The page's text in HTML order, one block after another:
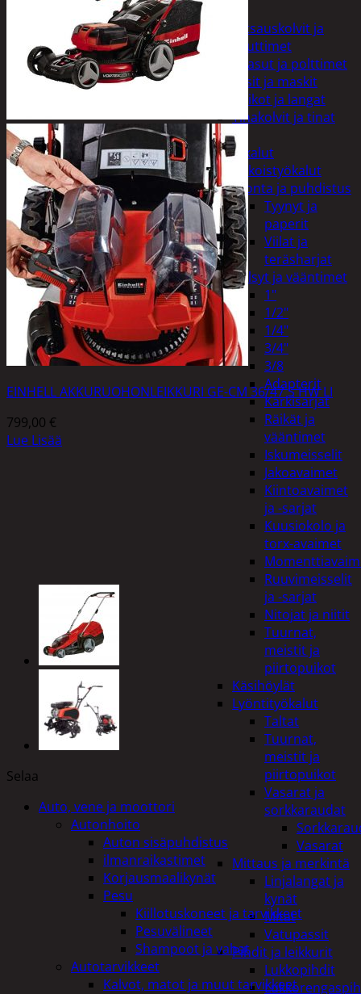
Hitsaus
Hitsauskolvit ja
suuttimet
Kaasut ja polttimet
Lasit ja maskit
Puikot ja langat
Tinakolvit ja tinat
Imurit
Käsityökalut
Erikoistyökalut
Hionta ja puhdistus
Tyynyt ja
paperit
Viilat ja
teräsharjat
Hylsyt ja vääntimet
1"
1/2"
1/4"
3/4"
3/8
Adapterit
Kärkisarjat
Räikät ja
vääntimet
Iskumeisselit
Jakoavaimet
Kiintoavaimet
ja -sarjat
Kuusiokolo ja
torx-avaimet
Ruuvimeisselit
ja -sarjat
Nitojat ja niitit
Tuurnat,
meistit ja
piirtopuikot
Käsihöylät
Lyöntityökalut
Taltat
Tuurnat,
meistit ja
piirtopuikot
Vasarat ja
sorkkaraudat
Vasarat
Mittaus ja merkintä
Linjalangat ja
kynät
Mitat
Vatupassit
Pihdit ja leikkurit
Lukkopihdit
EINHELL AKKURUOHONLEIKKURI GE-CM 36/47 S HW LI
799,00 €
Lue Lisää
Selaa
Auto, vene ja moottori
Autonhoito
Auton sisäpuhdistus
ilmanraikastimet
Korjausmaalikynät
Pesu
Kiillotuskoneet ja tarvikkeet
Pesuvälineet
Shampoot ja vahat
Autotarvikkeet
Kalvot, matot ja muut tarvikkeet